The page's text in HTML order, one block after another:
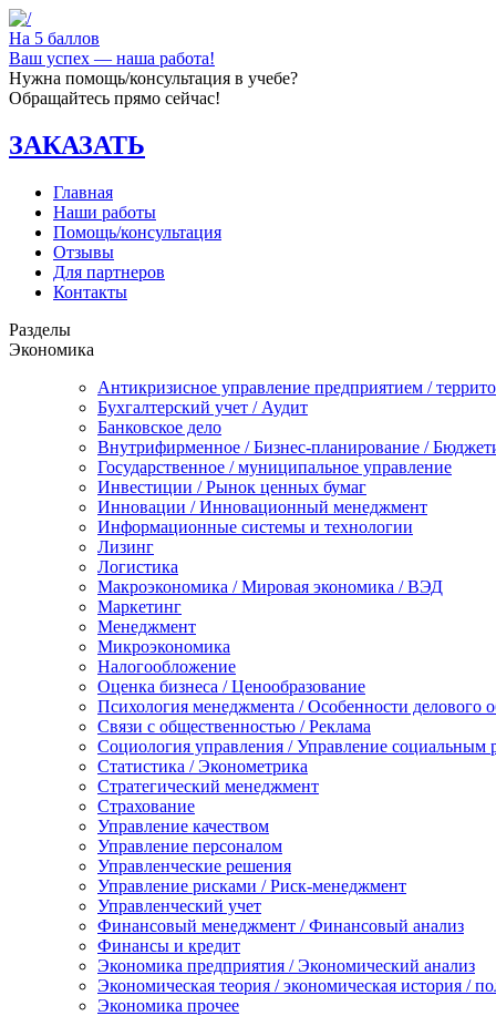
На 5 баллов
Ваш успех — наша работа!
Нужна помощь/консультация в учебе?
Обращайтесь прямо сейчас!
ЗАКАЗАТЬ
Главная
Наши работы
Помощь/консультация
Отзывы
Для партнеров
Контакты
Разделы
Экономика
Антикризисное управление предприятием /
Бухгалтерский учет / Аудит
Банковское дело
Внутрифирменное / Бизнес-планирование /
Государственное / муниципальное управление
Инвестиции / Рынок ценных бумаг
Инновации / Инновационный менеджмент
Информационные системы и технологии
Лизинг
Логистика
Макроэкономика / Мировая экономика / ВЭД
Маркетинг
Менеджмент
Микроэкономика
Налогообложение
Оценка бизнеса / Ценообразование
Психология менеджмента / Особенности делового
Связи с общественностью / Реклама
Социология управления / Управление социальным
Статистика / Эконометрика
Стратегический менеджмент
Страхование
Управление качеством
Управление персоналом
Управленческие решения
Управление рисками / Риск-менеджмент
Управленческий учет
Финансовый менеджмент / Финансовый анализ
Финансы и кредит
Экономика предприятия / Экономический анализ
Экономическая теория / экономическая история /
Экономика прочее